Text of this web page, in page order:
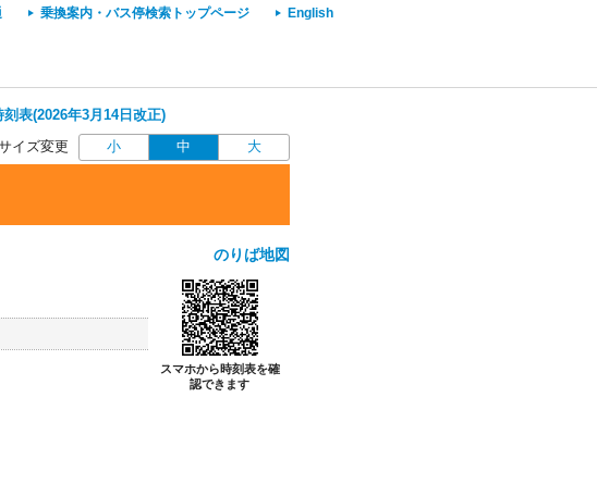
乗換案内・バス停検索トップページ English
表(2026年3月14日改正)
イズ変更 小 中 大
のりば地図
スマホから時刻表を確
認できます